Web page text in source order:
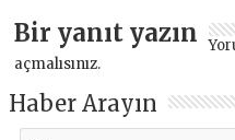
Bir yanıt yazın
açmalısınız.
Haber Arayın